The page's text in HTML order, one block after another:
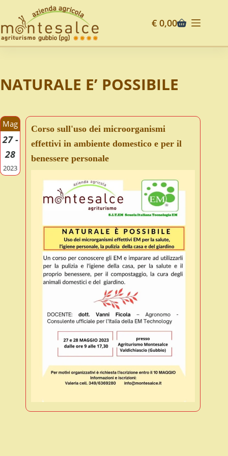
€ 0,00
NATURALE E’ POSSIBILE
Mag
27 -
28
2023
Corso sull'uso dei microorganismi
effettivi in ambiente domestico e per il
benessere personale